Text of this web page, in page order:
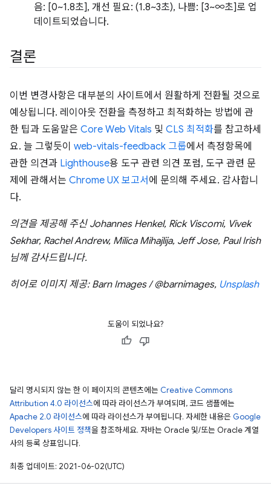
음: [0~1.8초], 개선 필요: (1.8~3초), 나쁨: [3~∞초]로 업
데이트되었습니다.
결론
이번 변경사항은 대부분의 사이트에서 원활하게 전환될 것으로
예상됩니다. 레이아웃 전환을 측정하고 최적화하는 방법에 관
한 팁과 도움말은 Core Web Vitals 및 CLS 최적화를 참고하세
요. 늘 그렇듯이 web-vitals-feedback 그룹에서 측정항목에
관한 의견과 Lighthouse용 도구 관련 의견 포럼, 도구 관련 문
제에 관해서는 Chrome UX 보고서 에 문의해 주세요. 감사합니
다.
의견을 제공해 주신 Johannes Henkel, Rick Viscomi, Vivek
Sekhar, Rachel Andrew, Milica Mihajlija, Jeff Jose, Paul Irish
님께 감사드립니다.
히어로 이미지 제공: Barn Images / @barnimages, Unsplash
도움이 되었나요?
달리 명시되지 않는 한 이 페이지의 콘텐츠에는 Creative Commons
Attribution 4.0 라이선스에 따라 라이선스가 부여되며, 코드 샘플에는
Apache 2.0 라이선스에 따라 라이선스가 부여됩니다. 자세한 내용은 Google
Developers 사이트 정책을 참조하세요. 자바는 Oracle 및/또는 Oracle 계열
사의 등록 상표입니다.
최종 업데이트: 2021-06-02(UTC)